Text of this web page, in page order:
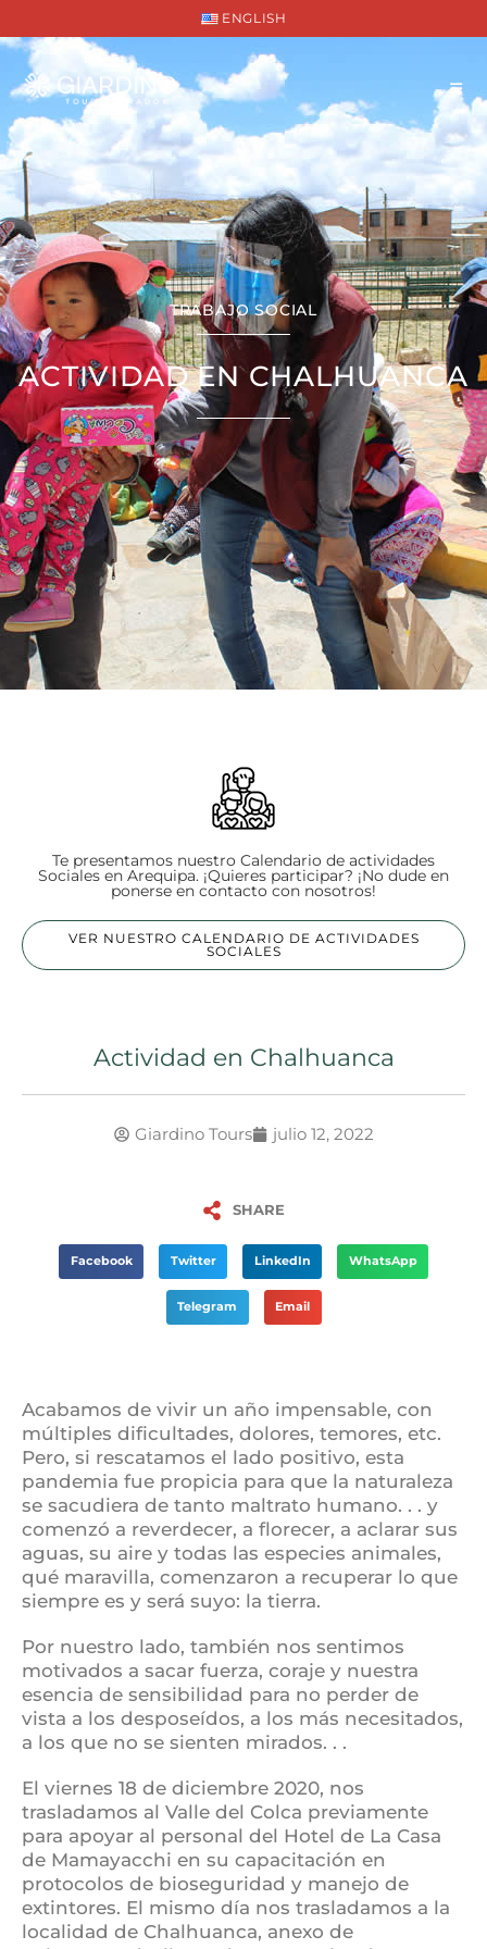
ENGLISH
TRABAJO SOCIAL
ACTIVIDAD EN CHALHUANCA
Te presentamos nuestro Calendario de actividades
Sociales en Arequipa. ¡Quieres participar? ¡No dude en
ponerse en contacto con nosotros!
VER NUESTRO CALENDARIO DE ACTIVIDADES
SOCIALES
Actividad en Chalhuanca
Giardino Tours julio 12, 2022
SHARE
Facebook Twitter LinkedIn WhatsApp
Telegram Email
Acabamos de vivir un año impensable, con
múltiples dificultades, dolores, temores, etc.
Pero, si rescatamos el lado positivo, esta
pandemia fue propicia para que la naturaleza
se sacudiera de tanto maltrato humano. . . y
comenzó a reverdecer, a florecer, a aclarar sus
aguas, su aire y todas las especies animales,
qué maravilla, comenzaron a recuperar lo que
siempre es y será suyo: la tierra.
Por nuestro lado, también nos sentimos
motivados a sacar fuerza, coraje y nuestra
esencia de sensibilidad para no perder de
vista a los desposeídos, a los más necesitados,
a los que no se sienten mirados. . .
El viernes 18 de diciembre 2020, nos
trasladamos al Valle del Colca previamente
para apoyar al personal del Hotel de La Casa
de Mamayacchi en su capacitación en
protocolos de bioseguridad y manejo de
extintores. El mismo día nos trasladamos a la
localidad de Chalhuanca, anexo de